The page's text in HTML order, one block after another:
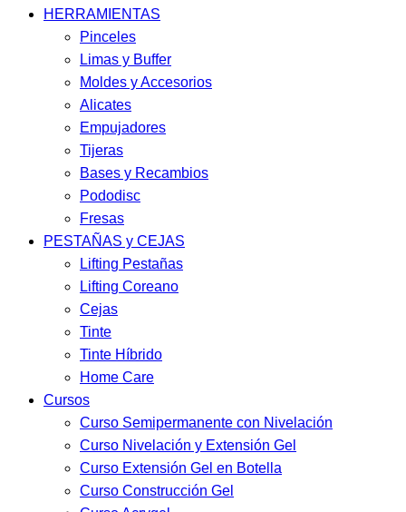
HERRAMIENTAS
Pinceles
Limas y Buffer
Moldes y Accesorios
Alicates
Empujadores
Tijeras
Bases y Recambios
Pododisc
Fresas
PESTAÑAS y CEJAS
Lifting Pestañas
Lifting Coreano
Cejas
Tinte
Tinte Híbrido
Home Care
Cursos
Curso Semipermanente con Nivelación
Curso Nivelación y Extensión Gel
Curso Extensión Gel en Botella
Curso Construcción Gel